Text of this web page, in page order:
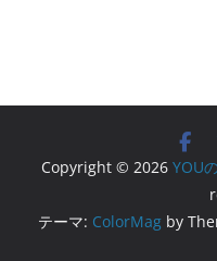
Copyright © 2026 YOU
テーマ: ColorMag by